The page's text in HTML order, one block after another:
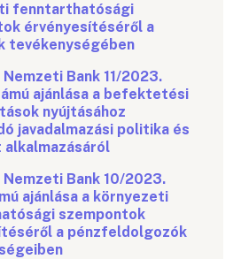
fenntarthatósági
érvényesítéséről a
tevékenységében
Bank 11/2023.
ajánlása a befektetési
nyújtásához
javadalmazási politika és
Nemzeti Bank 10/2023.
ajánlása a környezeti
szempontok
a pénzfeldolgozók